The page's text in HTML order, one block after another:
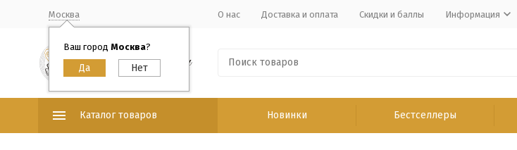
Москва
Ваш город Москва?
О нас Доставка и оплата Скидки и баллы Информация
Каталог товаров Новинки Бестселлеры